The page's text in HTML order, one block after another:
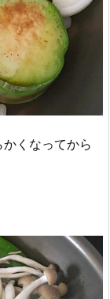
くなってから